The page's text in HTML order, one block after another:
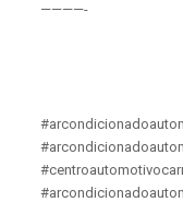
————-